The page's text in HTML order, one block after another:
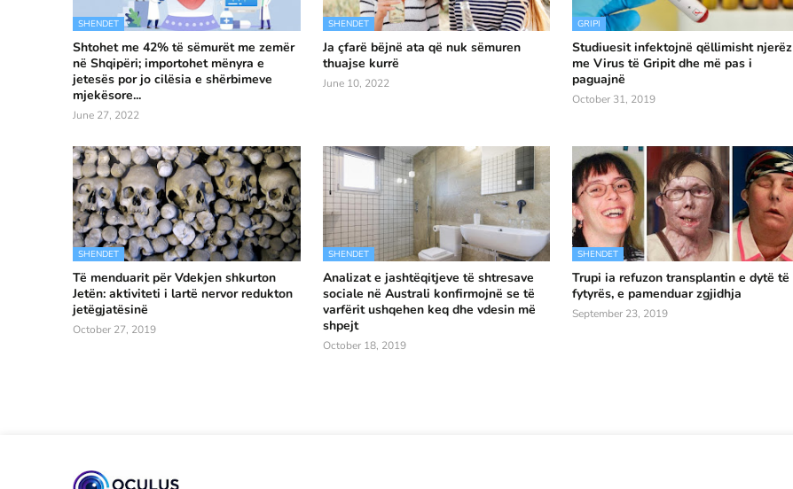
SHENDET
Shtohet me 42% të sëmurët me zemër
në Shqipëri; importohet mënyra e
jetesës por jo cilësia e shërbimeve
mjekësore...
June 27, 2022
SHENDET
Ja çfarë bëjnë ata që nuk sëmuren
thuajse kurrë
June 10, 2022
GRIPI
Studiuesit infektojnë qëllimisht njerëz
me Virus të Gripit dhe më pas i
paguajnë
October 31, 2019
SHENDET
Të menduarit për Vdekjen shkurton
Jetën: aktiviteti i lartë nervor redukton
jetëgjatësinë
October 27, 2019
SHENDET
Analizat e jashtëqitjeve të shtresave
sociale në Australi konfirmojnë se të
varfërit ushqehen keq dhe vdesin më
shpejt
October 18, 2019
SHENDET
Trupi ia refuzon transplantin e dytë të
fytyrës, e pamenduar zgjidhja
September 23, 2019